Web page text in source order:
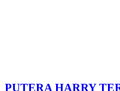
PUTERA HARRY